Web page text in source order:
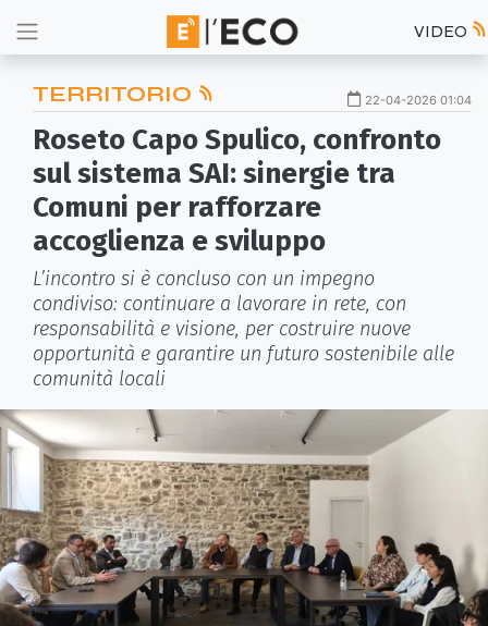
VIDEO
TERRITORIO 22-04-2026 01:04
Roseto Capo Spulico, confronto
sul sistema SAI: sinergie tra
Comuni per rafforzare
accoglienza e sviluppo
L’incontro si è concluso con un impegno
condiviso: continuare a lavorare in rete, con
responsabilità e visione, per costruire nuove
opportunità e garantire un futuro sostenibile alle
comunità locali